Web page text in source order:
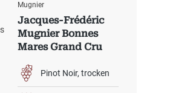
Mugnier
Jacques-Frédéric
Mugnier Bonnes
Mares Grand Cru
Pinot Noir trocken